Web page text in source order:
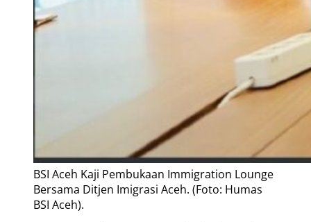
BSI Aceh Kaji Pembukaan Immigration Lounge
Bersama Ditjen Imigrasi Aceh. (Foto: Humas
BSI Aceh).